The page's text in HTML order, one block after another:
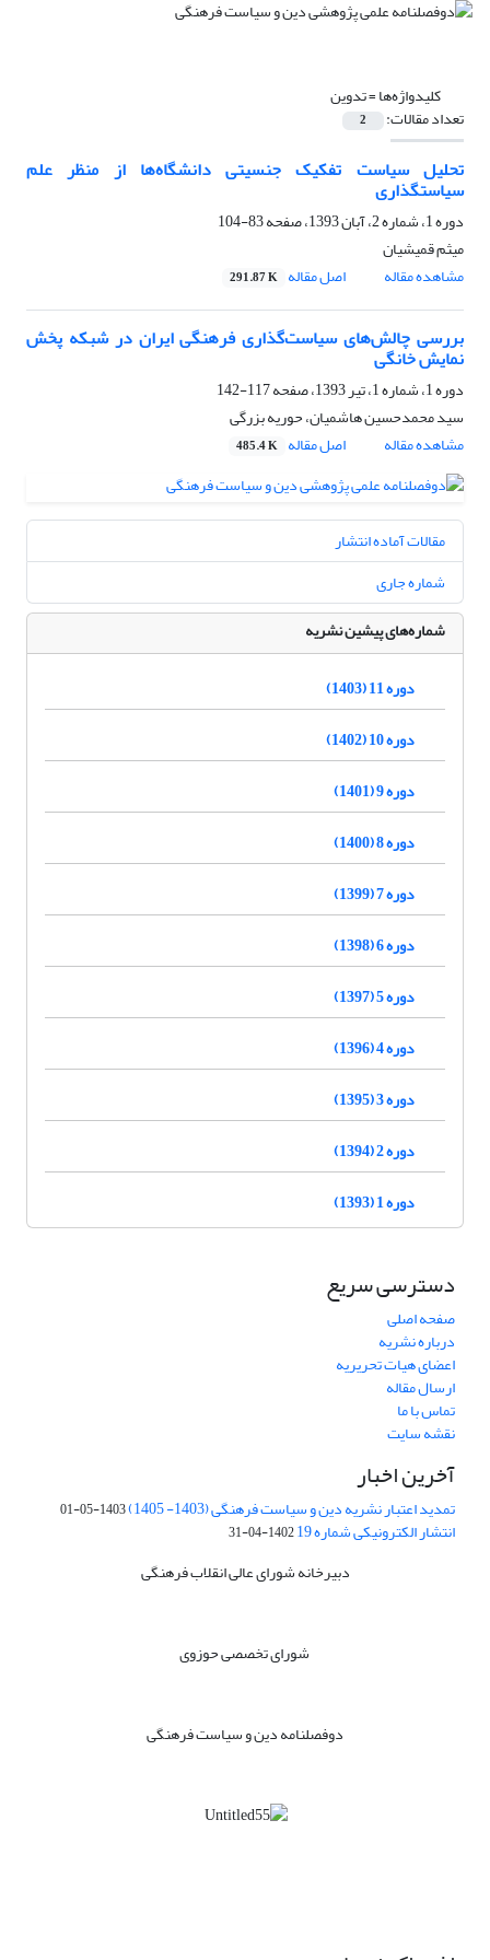
کلیدواژه‌ها =تدوین
تعداد مقالات: 2
تحلیل سیاست تفکیک جنسیتی دانشگاه‌ها از منظر علم
سیاستگذاری
دوره 1، شماره 2، آبان 1393، صفحه
83-104
میثم قمیشیان
مشاهده مقاله
اصل مقاله 291.87 K
بررسی چالش‌های سیاست‌گذاری فرهنگی ایران در شبکه پخش
نمایش خانگی
دوره 1، شماره 1، تیر 1393، صفحه
117-142
سید محمدحسین هاشمیان، حوریه بزرگی
مشاهده مقاله
اصل مقاله 485.4 K
مقالات آماده انتشار
شماره جاری
شماره‌های پیشین نشریه
دوره 11 (1403)
دوره 10 (1402)
دوره 9 (1401)
دوره 8 (1400)
دوره 7 (1399)
دوره 6 (1398)
دوره 5 (1397)
دوره 4 (1396)
دوره 3 (1395)
دوره 2 (1394)
دوره 1 (1393)
دسترسی سریع
صفحه اصلی
درباره نشریه
اعضای هیات تحریریه
ارسال مقاله
تماس با ما
نقشه سایت
آخرین اخبار
تمدید اعتبار نشریه دین و سیاست فرهنگی (1403- 1405) 1403-05-01
انتشار الکترونیکی شماره 19 1402-04-31
دبیرخانه شورای عالی انقلاب فرهنگی
شورای تخصصی حوزوی
دوفصلنامه دین و سیاست فرهنگی